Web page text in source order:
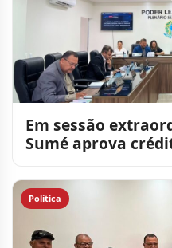
Em sessão
Sumé aprova
Política